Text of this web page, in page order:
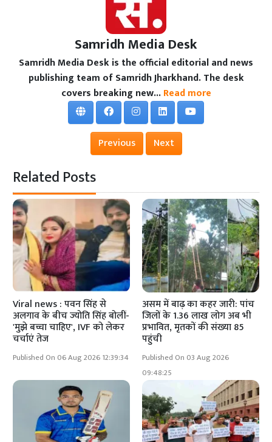
Samridh Media Desk
Samridh Media Desk is the official editorial and news
publishing team of Samridh Jharkhand. The desk
covers breaking new... Read more
Previous Next
Related Posts
Viral news : पवन सिंह से
अलगाव के बीच ज्योति सिंह बोलीं-
'मुझे बच्चा चाहिए', IVF को लेकर
चर्चाएं तेज
Published On 06 Aug 2026 12:39:34
असम में बाढ़ का कहर जारी: पांच
जिलों के 1.36 लाख लोग अब भी
प्रभावित, मृतकों की संख्या 85
पहुंची
Published On 03 Aug 2026
09:48:25